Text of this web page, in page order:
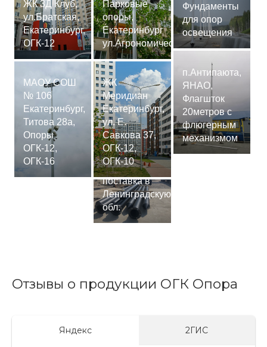
ЖК 3Д Клуб,
ул.Братская,
Екатеринбург,
ОГК-12
МАОУ СОШ
№ 106
Екатеринбург,
Титова 28а,
Опоры
ОГК-12,
ОГК-16
Парковые
опоры,
Екатеринбург
ул.Агрономическая
ЖК
Меридиан
Екатеринбург,
ул. Е.
Савкова 37,
ОГК-12,
ОГК-10
Сваи
СМ-7,75м,
поставка в
Ленинградскую
обл.
Фундаменты
для опор
освещения
п.Антипаюта,
ЯНАО,
Флагшток
20метров с
флюгерным
механизмом
Отзывы о продукции ОГК Опора
Яндекс 2ГИС